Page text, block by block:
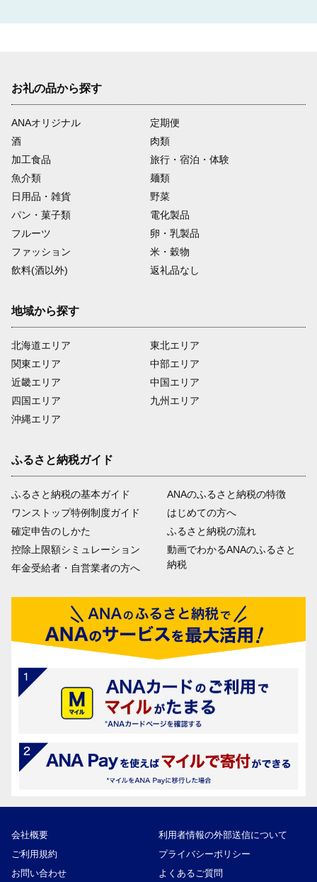
お礼の品から探す
ANAオリジナル
定期便
酒
肉類
加工食品
旅行・宿泊・体験
魚介類
麺類
日用品・雑貨
野菜
パン・菓子類
電化製品
フルーツ
卵・乳製品
ファッション
米・穀物
飲料(酒以外)
返礼品なし
地域から探す
北海道エリア
関東エリア
近畿エリア
四国エリア
沖縄エリア
東北エリア
中部エリア
中国エリア
九州エリア
ふるさと納税ガイド
ふるさと納税の基本ガイド
ワンストップ特例制度ガイド
確定申告のしかた
控除上限額シミュレーション
年金受給者・自営業者の方へ
ANAのふるさと納税の特徴
はじめての方へ
ふるさと納税の流れ
動画でわかるANAのふるさと
納税
会社概要
利用者情報の外部送信について
ご利用規約
プライバシーポリシー
お問い合わせ
よくあるご質問